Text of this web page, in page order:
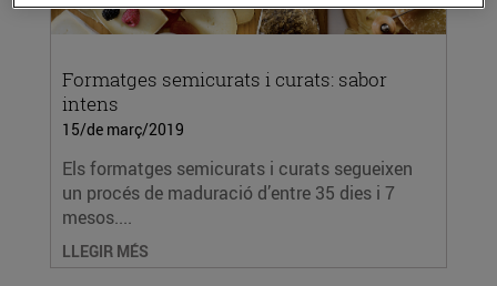
Formatges semicurats i curats: sabor
intens
15/de març/2019
Els formatges semicurats i curats segueixen
un procés de maduració d’entre 35 dies i 7
mesos....
LLEGIR MÉS